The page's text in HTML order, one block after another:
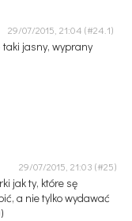
29/07/2015, 21:04
jasny, wyprany
29/07/2015, 21:03
jak ty, które sę
a nie tylko wydawać